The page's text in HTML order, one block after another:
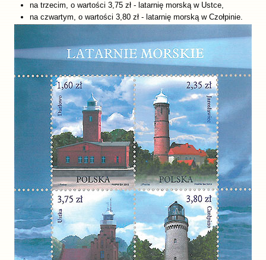
na trzecim, o wartości 3,75 zł - latarnię morską w Ustce,
na czwartym, o wartości 3,80 zł - latarnię morską w Czołpinie.